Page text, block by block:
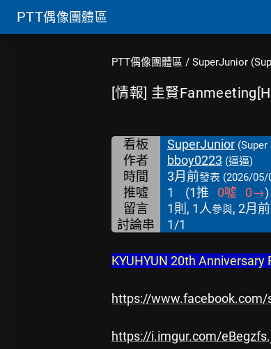
PTT偶像團體區
PTT偶像團體區 / SuperJunior
[情報] 圭賢
看板 SuperJunior
作者 bboy0223 (逼逼)
時間 3月前發表 (2026/05/
推噓 1 (1推 0噓 0→)
留言
1則, 1人參與, 2月前
討論串 1/1
KYUHYUN 20th
https://www.facebook.com/
https://i.imgur.com/